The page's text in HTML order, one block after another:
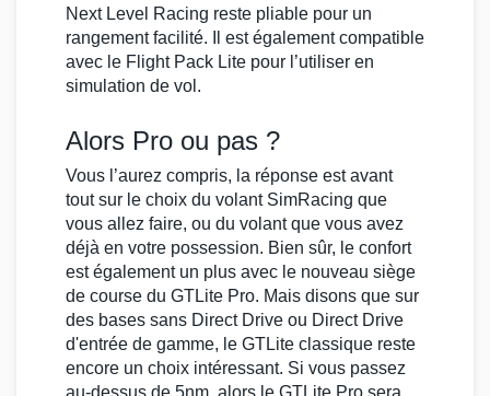
Next Level Racing reste pliable pour un
rangement facilité. Il est également compatible
avec le Flight Pack Lite pour l’utiliser en
simulation de vol .
Alors Pro ou pas ?
Vous l’aurez compris, la réponse est avant
tout sur le choix du volant SimRacing que
vous allez faire, ou du volantque vous avez
déjà en votre possession. Bien sûr, le confort
est également un plus avec le nouveau siège
de course du GTLite Pro. Mais disons que sur
des bases sans Direct Drive ou Direct Drive
d'entrée de gamme, le GTLite classique reste
encore un choix intéressant. Si vous passez
au-dessus de 5nm, alors le GTLite Pro sera